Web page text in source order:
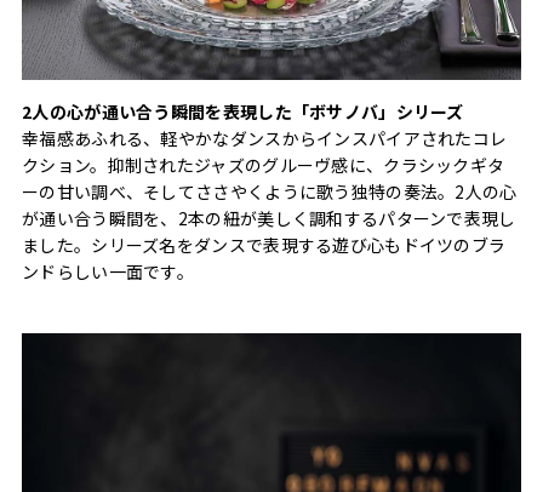
2人の心が通い合う瞬間を表現した「ボサノバ」シリーズ
幸福感あふれる、軽やかなダンスからインスパイアされたコレ
クション。抑制されたジャズのグルーヴ感に、クラシックギタ
ーの甘い調べ、そしてささやくように歌う独特の奏法。2人の心
が通い合う瞬間を、2本の紐が美しく調和するパターンで表現し
ました。シリーズ名をダンスで表現する遊び心もドイツのブラ
ンドらしい一面です。